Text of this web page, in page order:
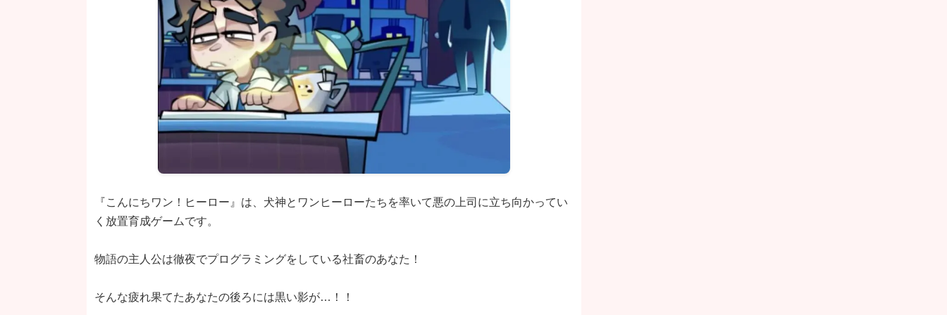
『こんにちワン！ヒーロー』は、犬神とワンヒーローたちを率いて悪の上司に立ち向かってい
く放置育成ゲームです。
物語の主人公は徹夜でプログラミングをしている社畜のあなた！
そんな疲れ果てたあなたの後ろには黒い影が…！！